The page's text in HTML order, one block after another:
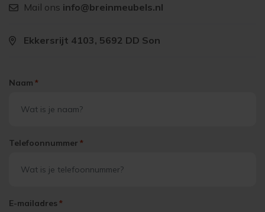
Mail ons info@breinmeubels.nl
Ekkersrijt 4103, 5692 DD Son
Naam *
Telefoonnummer *
E-mailadres *